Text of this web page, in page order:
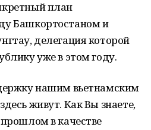
план
Башкортостаном и
делегация которой
уже в этом году.
нашим вьетнамским
живут. Как Вы знаете,
в качестве